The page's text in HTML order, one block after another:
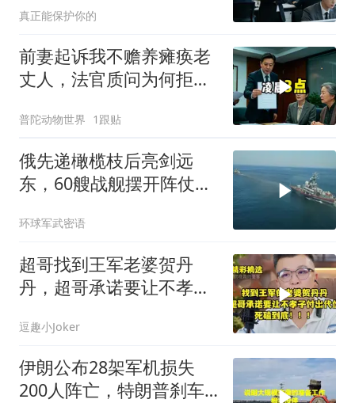
真正能保护你的
前妻起诉我不赡养瘫痪老
丈人，法官质问为何拒不
普陀动物世界 1跟贴
俄先递橄榄枝后亮剑远
东，60艘战舰摆开阵仗，
环球军武密语
超哥找到王军老婆贺丹
丹，超哥承诺要让不孝子
逗趣小Joker
伊朗公布28架军机损失
200人阵亡，特朗普刹车